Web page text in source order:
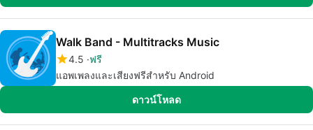
Walk Band - Multitracks Music
4.5 ฟรี
แอพเพลงและเสียงฟรีสำหรับ Android
ดาวน์โหลด